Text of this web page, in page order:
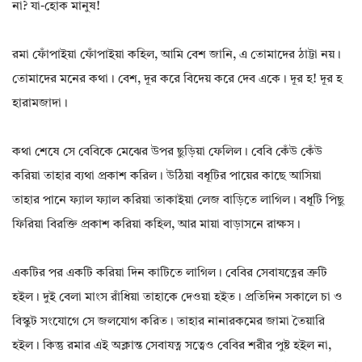
না? যা-হোক মানুষ!
রমা ফোঁপাইয়া ফোঁপাইয়া কহিল, আমি বেশ জানি, এ তোমাদের ঠাট্টা নয়।
তোমাদের মনের কথা। বেশ, দূর করে বিদেয় করে দেব একে। দূর হ! দূর হ
হারামজাদা।
কথা শেষে সে বেবিকে মেঝের উপর ছুড়িয়া ফেলিল। বেবি কেঁউ কেঁউ
করিয়া তাহার ব্যথা প্রকাশ করিল। উঠিয়া বধূটির পায়ের কাছে আসিয়া
তাহার পানে ফ্যাল ফ্যাল করিয়া তাকাইয়া লেজ বাড়িতে লাগিল। বধূটি পিছু
ফিরিয়া বিরক্তি প্রকাশ করিয়া কহিল, আর মায়া বাড়াসনে রাক্ষস।
একটির পর একটি করিয়া দিন কাটিতে লাগিল। বেবির সেবাযত্নের ত্রুটি
হইল। দুই বেলা মাংস রাঁধিয়া তাহাকে দেওয়া হইত। প্রতিদিন সকালে চা ও
বিস্কুট সংযোগে সে জলযোগ করিত। তাহার নানারকমের জামা তৈয়ারি
হইল। কিন্তু রমার এই অক্লান্ত সেবাযত্ন সত্বেও বেবির শরীর পুষ্ট হইল না,